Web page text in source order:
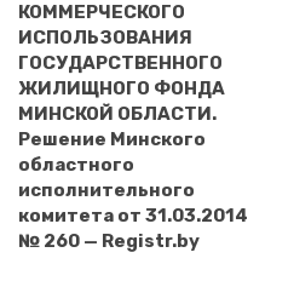
КОММЕРЧЕСКОГО
ИСПОЛЬЗОВАНИЯ
ГОСУДАРСТВЕННОГО
ЖИЛИЩНОГО ФОНДА
МИНСКОЙ ОБЛАСТИ.
Решение Минского
областного
исполнительного
комитета от 31.03.2014
№ 260 — Registr.by